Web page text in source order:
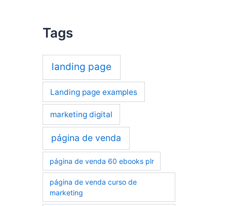
Tags
landing page
Landing page examples
marketing digital
página de venda
página de venda 60 ebooks plr
página de venda curso de
marketing